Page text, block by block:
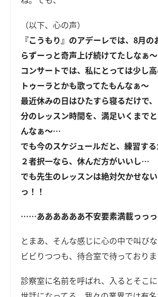
（以下、心の声）
『こうもり』のアデーレでは、8月
らずーっと奇声上げ続けてたしなぁ
コンサートでは、私にとっては少し
トゥーラとかも歌ってたもんなぁ～
最近休みの日はひたすら寝るだけで
分のレッスン時間を、満足いくまで
んなぁ～…
でも今のスケジュールだと、練習す
２者択一なら、休んだ方がいいし…
でも先生のレッスンは絶対欠かせな
っ！！
……ああああああ不安要素満載っっ
とまあ、そんな感じに心の中で叫びな
ビビりつつも、待合室で待っておりま
診察室に名前を呼ばれ、入るとそこ